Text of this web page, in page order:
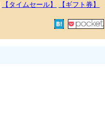
【タイムセール】 【ギフト券】